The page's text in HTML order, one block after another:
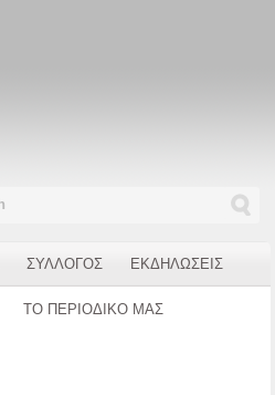
ΣΥΛΛΟΓΟΣ ΕΚΔΗΛΩΣΕΙΣ
ΤΟ ΠΕΡΙΟΔΙΚΟ ΜΑΣ